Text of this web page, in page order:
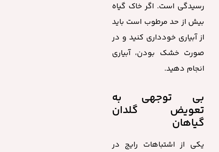
رسیدگی است. اگر خاک گیاه
بیش از حد مرطوب است باید
از آبیاری خودداری کنید و در
صورت خشک بودن، آبیاری
انجام دهید.
بی توجهی به
تعویض گلدان
گیاهان
یکی از اشتباهات رایج در